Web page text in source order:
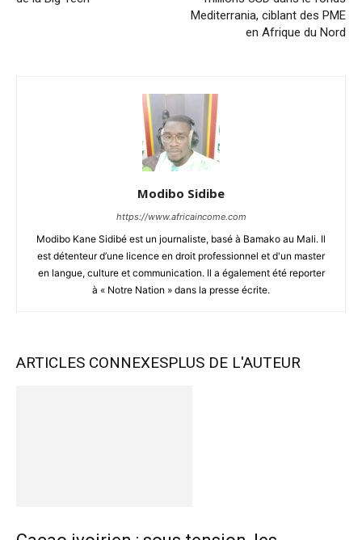
Mediterrania, ciblant des PME
en Afrique du Nord
Modibo Sidibe
https://www.africaincome.com
Modibo Kane Sidibé est un journaliste, basé à Bamako au Mali. Il
est détenteur d’une licence en droit professionnel et d'un master
en langue, culture et communication. Il a également été reporter
à « Notre Nation » dans la presse écrite.
ARTICLES CONNEXESPLUS DE L'AUTEUR